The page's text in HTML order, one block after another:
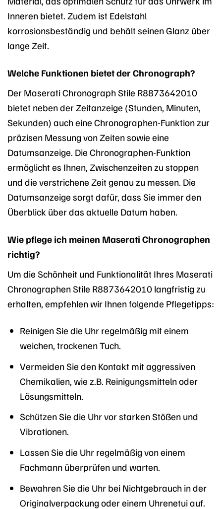
Inneren bietet. Zudem ist Edelstahl
korrosionsbeständig und behält seinen Glanz über
lange Zeit.
Welche Funktionen bietet der Chronograph?
Der Maserati Chronograph Stile R8873642010
bietet neben der Zeitanzeige (Stunden, Minuten,
Sekunden) auch eine Chronographen-Funktion zur
präzisen Messung von Zeiten sowie eine
Datumsanzeige. Die Chronographen-Funktion
ermöglicht es Ihnen, Zwischenzeiten zu stoppen
und die verstrichene Zeit genau zu messen. Die
Datumsanzeige sorgt dafür, dass Sie immer den
Überblick über das aktuelle Datum haben.
Wie pflege ich meinen Maserati Chronographen
richtig?
Um die Schönheit und Funktionalität Ihres Maserati
Chronographen Stile R8873642010 langfristig zu
erhalten, empfehlen wir Ihnen folgende Pflegetipps:
Reinigen Sie die Uhr regelmäßig mit einem
weichen, trockenen Tuch.
Vermeiden Sie den Kontakt mit aggressiven
Chemikalien, wie z.B. Reinigungsmitteln oder
Lösungsmitteln.
Schützen Sie die Uhr vor starken Stößen und
Vibrationen.
Lassen Sie die Uhr regelmäßig von einem
Fachmann überprüfen und warten.
Bewahren Sie die Uhr bei Nichtgebrauch in der
Originalverpackung oder einem Uhrenetui auf.